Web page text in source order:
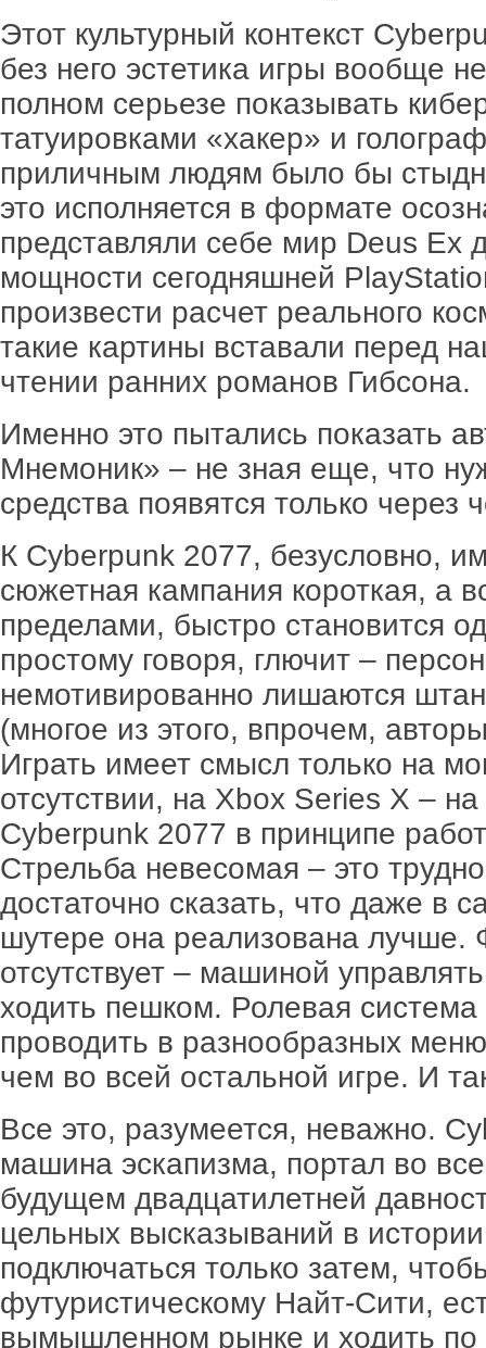
Этот культурный контекст
без него эстетика игры вообще
полном серьезе показывать
татуировками «хакер» и
приличным людям было бы
это исполняется в формате
представляли себе мир Deus Ex
мощности сегодняшней
произвести расчет реального
такие картины вставали перед
чтении ранних романов Гибсона.
Именно это пытались показать
Мнемоник» – не зная еще, что
средства появятся только через
К Cyberpunk 2077, безусловно,
сюжетная кампания короткая, а
пределами, быстро становится
простому говоря, глючит –
немотивированно лишаются
(многое из этого, впрочем,
Играть имеет смысл только на
отсутствии, на Xbox Series X –
Cyberpunk 2077 в принципе
Стрельба невесомая – это
достаточно сказать, что даже в
шутере она реализована лучше.
отсутствует – машиной
ходить пешком. Ролевая система
проводить в разнообразных
чем во всей остальной игре. И
Все это, разумеется, неважно.
машина эскапизма, портал во
будущем двадцатилетней
цельных высказываний в
подключаться только затем,
футуристическому Найт-Сити,
вымышленном рынке и ходить по